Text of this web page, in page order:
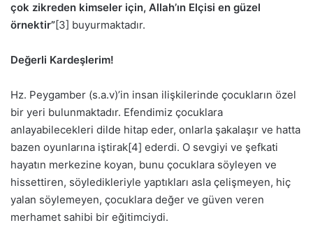
çok zikreden kimseler için, Allah’ın Elçisi en güzel
örnektir”[3] buyurmaktadır.
Değerli Kardeşlerim!
Hz. Peygamber (s.a.v)’in insan ilişkilerinde çocukların özel
bir yeri bulunmaktadır. Efendimiz çocuklara
anlayabilecekleri dilde hitap eder, onlarla şakalaşır ve hatta
bazen oyunlarına iştirak[4] ederdi. O sevgiyi ve şefkati
hayatın merkezine koyan, bunu çocuklara söyleyen ve
hissettiren, söyledikleriyle yaptıkları asla çelişmeyen, hiç
yalan söylemeyen, çocuklara değer ve güven veren
merhamet sahibi bir eğitimciydi.